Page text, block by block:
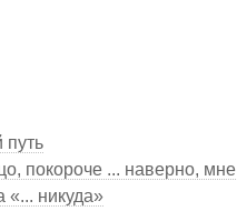
путь
покороче ... наверно, мне
«... никуда»